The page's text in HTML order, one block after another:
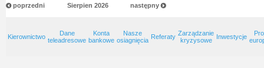
poprzedni następny
Sierpien 2026
Kierownictwo
Dane
teleadresowe
Konta
bankowe
Nasze
osiagnięcia Referaty Zarządzanie
kryzysowe
Inwestycje